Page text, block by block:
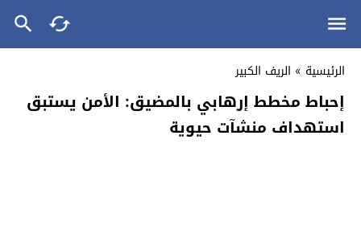
الرئيسية » الريف الكبير
إحباط مخطط إرهابي بالمضيق: الأمن يستبق
استهداف منشآت حيوية